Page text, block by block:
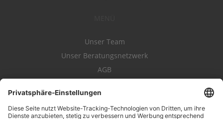
Unser Team
Unser Beratungsnetzwerk
AGB
Datenschutz
Impressum